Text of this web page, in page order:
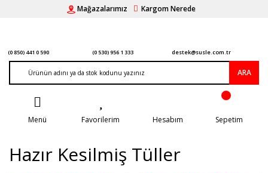
Mağazalarımız Kargom Nerede
(0 850) 441 0 590 (0 530) 956 1 333 destek@susle.com.tr
ARA
Menü Favorilerim Hesabım Sepetim
Hazır Kesilmiş Tüller